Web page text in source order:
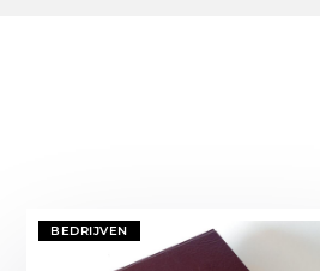
BEDRIJVEN